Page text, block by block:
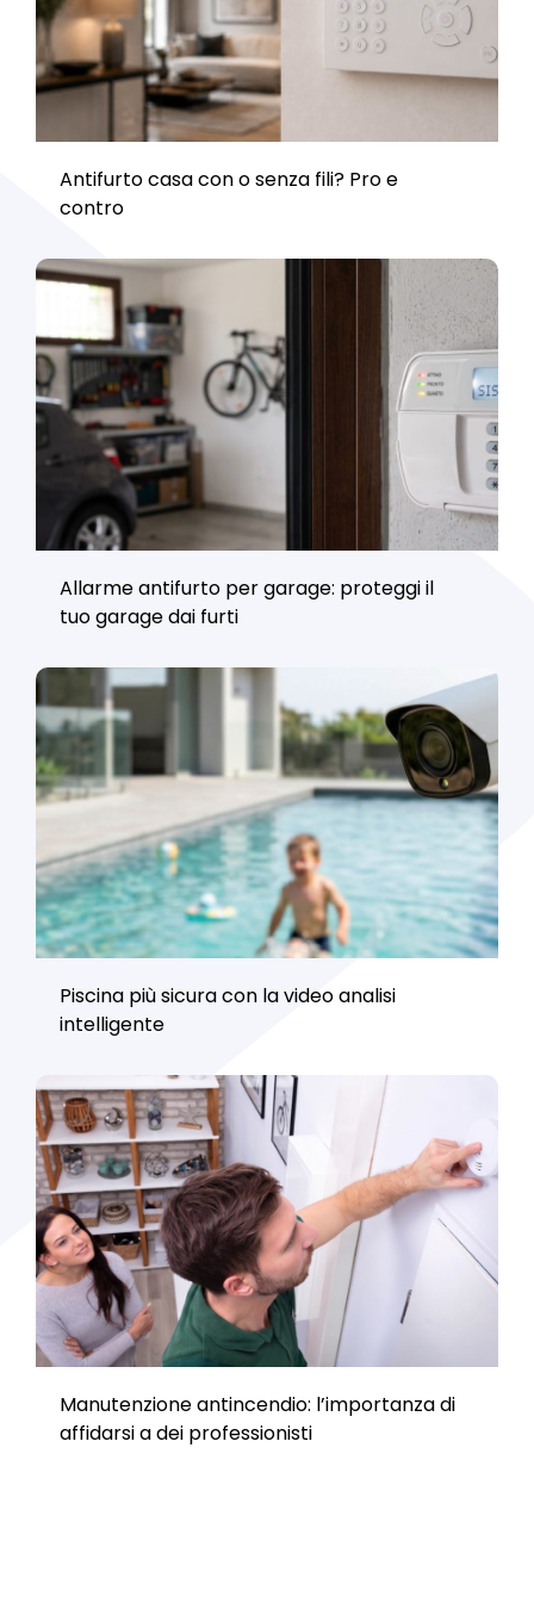
Antifurto casa con o senza fili? Pro e
contro
Allarme antifurto per garage: proteggi il
tuo garage dai furti
Piscina più sicura con la video analisi
intelligente
Manutenzione antincendio: l’importanza di
affidarsi a dei professionisti